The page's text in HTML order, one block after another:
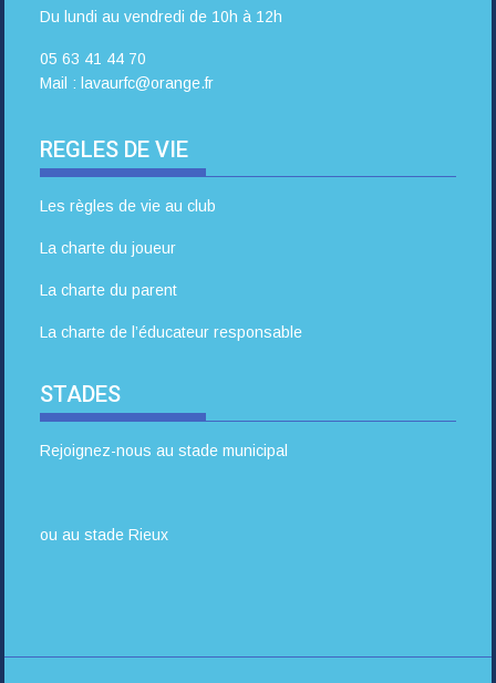
Du lundi au vendredi de 10h à 12h
05 63 41 44 70
Mail : lavaurfc@orange.fr
REGLES DE VIE
Les règles de vie au club
La charte du joueur
La charte du parent
La charte de l’éducateur responsable
STADES
Rejoignez-nous au stade municipal
ou au stade Rieux